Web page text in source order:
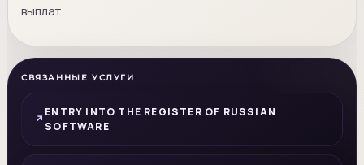
выплат.
СВЯЗАННЫЕ УСЛУГИ
ENTRY INTO THE REGISTER OF RUSSIAN
SOFTWARE